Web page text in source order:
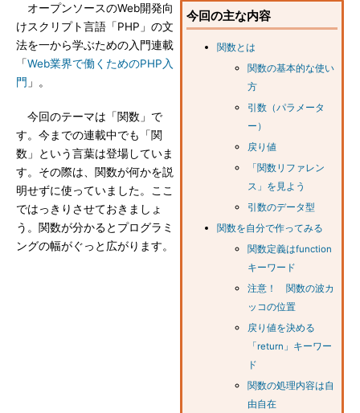
今回の主な内容
関数とは
関数の基本的な使い
方
引数（パラメータ
ー）
戻り値
「関数リファレン
ス」を見よう
引数のデータ型
関数を自分で作ってみる
関数定義はfunction
キーワード
注意！ 関数の波カ
ッコの位置
戻り値を決める
「return」キーワー
ド
関数の処理内容は自
由自在
オープンソースのWeb開発向
けスクリプト言語「PHP」の文
法を一から学ぶための入門連載
「Web業界で働くためのPHP入
門 」。
今回のテーマは「関数」で
す。今までの連載中でも「関
数」という言葉は登場していま
す。その際は、関数が何かを説
明せずに使っていました。ここ
ではっきりさせておきましょ
う。関数が分かるとプログラミ
ングの幅がぐっと広がります。